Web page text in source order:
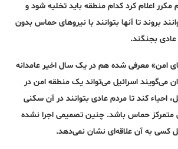
اعلام کرد کدام منطقه باید تخلیه شود و
بروند تا آنها بتوانند با نیروهای حماس بدون
بجنگند.
امن» معرفی شده هم در یک سال اخیر عامدانه
می‌گویند اسرائیل می‌تواند یک منطقه امن در
احیاء کند تا مردم عادی بتوانند در آن سکنی
متمرکز حماس باشد. چنین تصمیمی اجرا نشده
کسی به آن علاقه‌ای نشان نمی‌دهد.